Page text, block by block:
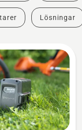
Lösningar